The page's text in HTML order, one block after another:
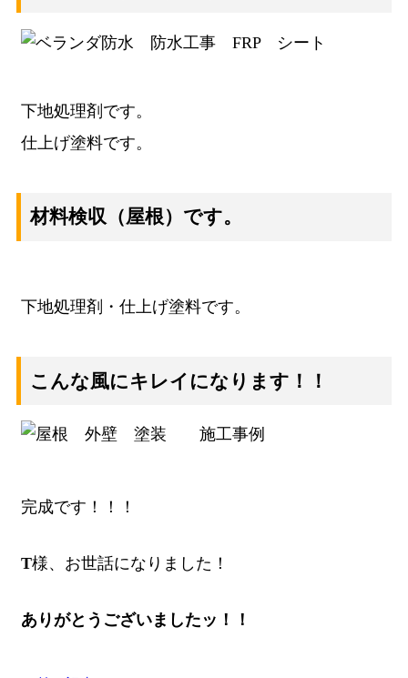
下地処理剤です。
仕上げ塗料です。
材料検収 （屋根）です。
下地処理剤・仕上げ塗料です。
こんな風にキレイになります！！
完成です！！！
T様、お世話になりました！
ありがとうございましたッ！！